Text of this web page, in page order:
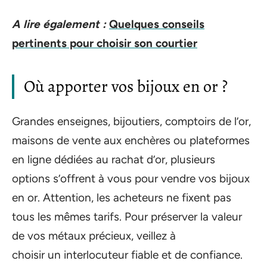
A lire également : Quelques conseils
pertinents pour choisir son courtier
Où apporter vos bijoux en or ?
Grandes enseignes, bijoutiers, comptoirs de l’or,
maisons de vente aux enchères ou plateformes
en ligne dédiées au rachat d’or, plusieurs
options s’offrent à vous pour vendre vos bijoux
en or. Attention, les acheteurs ne fixent pas
tous les mêmes tarifs. Pour préserver la valeur
de vos métaux précieux, veillez à
choisir un interlocuteur fiable et de confiance.